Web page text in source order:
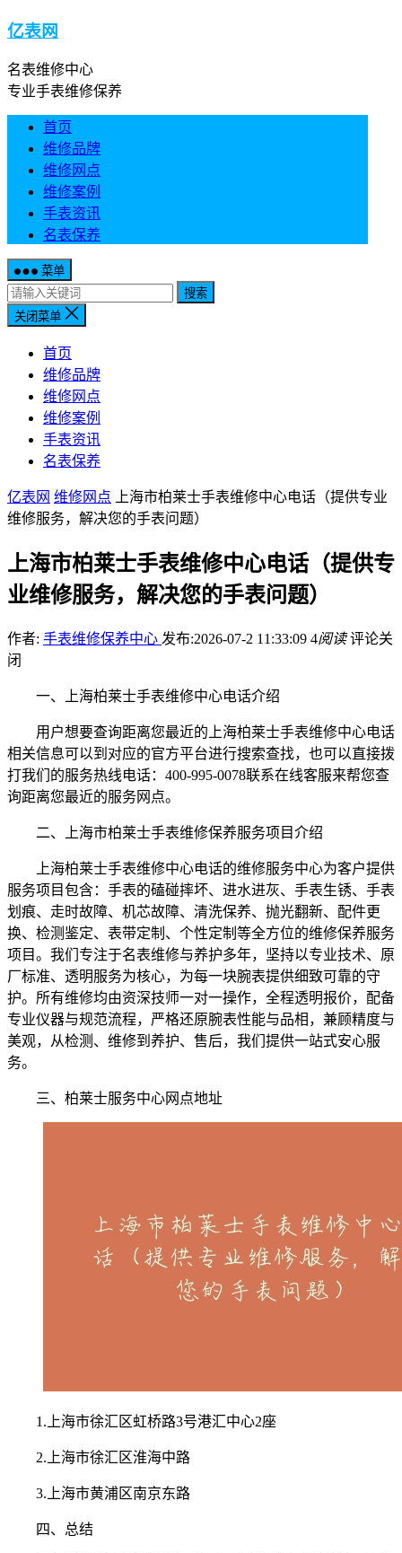
亿表网
名表维修中心
专业手表维修保养
首页
维修品牌
维修网点
维修案例
手表资讯
名表保养
菜单
搜索
关闭菜单
首页
维修品牌
维修网点
维修案例
手表资讯
名表保养
亿表网 维修网点 上海市柏莱士手表维修中心电话（提供专业
维修服务，解决您的手表问题）
上海市柏莱士手表维修中心电话（提供专
业维修服务，解决您的手表问题）
作者: 手表维修保养中心 发布:2026-07-2 11:33:09 4阅读 评论关
闭
一、上海柏莱士手表维修中心电话介绍
用户想要查询距离您最近的上海柏莱士手表维修中心电话
相关信息可以到对应的官方平台进行搜索查找，也可以直接拨
打我们的服务热线电话：400-995-0078联系在线客服来帮您查
询距离您最近的服务网点。
二、上海市柏莱士手表维修保养服务项目介绍
上海柏莱士手表维修中心电话的维修服务中心为客户提供
服务项目包含：手表的磕碰摔坏、进水进灰、手表生锈、手表
划痕、走时故障、机芯故障、清洗保养、抛光翻新、配件更
换、检测鉴定、表带定制、个性定制等全方位的维修保养服务
项目。我们专注于名表维修与养护多年，坚持以专业技术、原
厂标准、透明服务为核心，为每一块腕表提供细致可靠的守
护。所有维修均由资深技师一对一操作，全程透明报价，配备
专业仪器与规范流程，严格还原腕表性能与品相，兼顾精度与
美观，从检测、维修到养护、售后，我们提供一站式安心服
务。
三、柏莱士服务中心网点地址
1.上海市徐汇区虹桥路3号港汇中心2座
2.上海市徐汇区淮海中路
3.上海市黄浦区南京东路
四、总结